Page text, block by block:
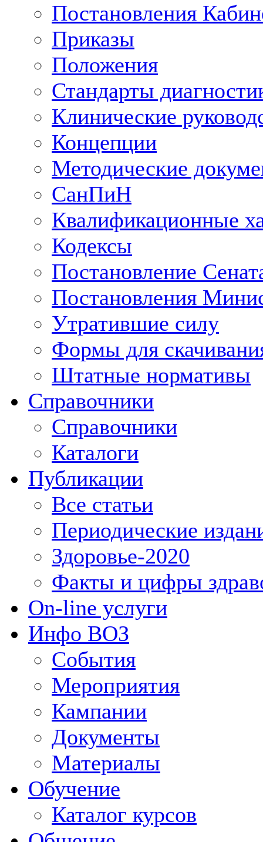
Постановления
Приказы
Положения
Стандарты
Клинические
Концепции
Методические
СанПиН
Квалификационные
Кодексы
Постановление
Постановления
Утратившие силу
Формы для
Штатные нормативы
Справочники
Справочники
Каталоги
Публикации
Все статьи
Периодические
Здоровье-2020
Факты и цифры
On-line услуги
Инфо ВОЗ
События
Мероприятия
Кампании
Документы
Материалы
Обучение
Каталог курсов